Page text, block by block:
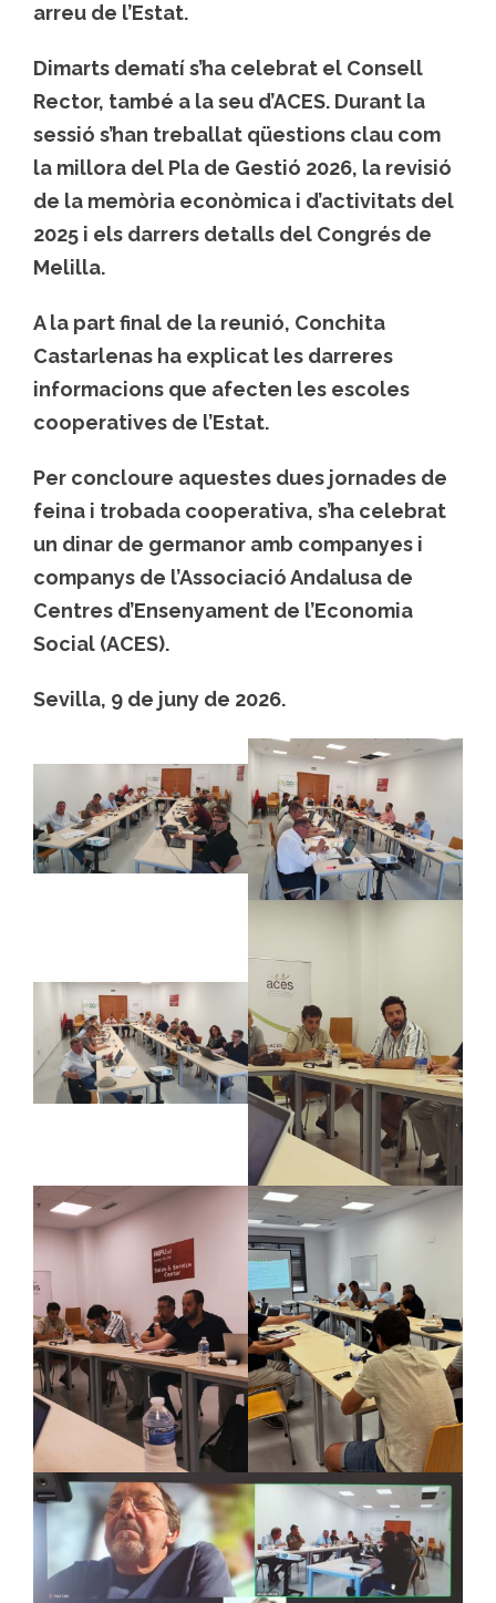
arreu de l’Estat.
Dimarts dematí s’ha celebrat el Consell
Rector, també a la seu d’ACES. Durant la
sessió s’han treballat qüestions clau com
la millora del Pla de Gestió 2026, la revisió
de la memòria econòmica i d’activitats del
2025 i els darrers detalls del Congrés de
Melilla.
A la part final de la reunió, Conchita
Castarlenas ha explicat les darreres
informacions que afecten les escoles
cooperatives de l’Estat.
Per concloure aquestes dues jornades de
feina i trobada cooperativa, s’ha celebrat
un dinar de germanor amb companyes i
companys de l’Associació Andalusa de
Centres d’Ensenyament de l’Economia
Social (ACES).
Sevilla, 9 de juny de 2026.